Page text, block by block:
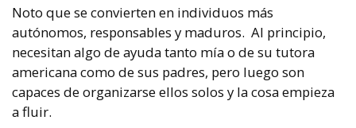
Noto que se convierten en individuos más
autónomos, responsables y maduros. Al principio,
necesitan algo de ayuda tanto mía o de su tutora
americana como de sus padres, pero luego son
capaces de organizarse ellos solos y la cosa empieza
a fluir.